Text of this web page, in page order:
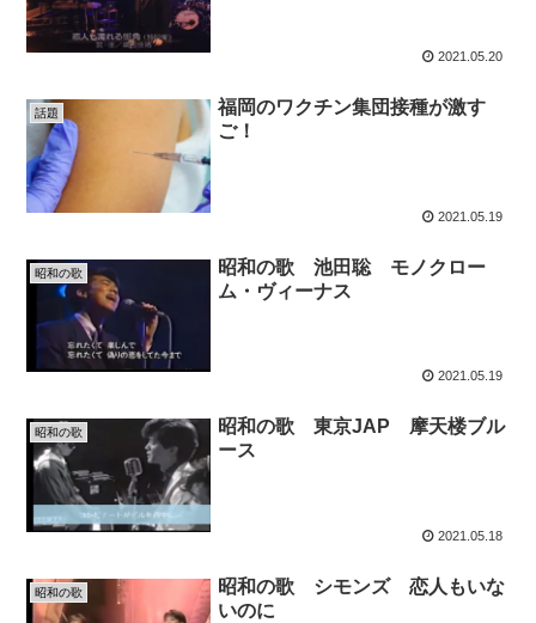
2021.05.20
話題
福岡のワクチン集団接種が激す
ご！
2021.05.19
昭和の歌
昭和の歌 池田聡 モノクロー
ム・ヴィーナス
2021.05.19
昭和の歌
昭和の歌 東京JAP 摩天楼ブル
ース
2021.05.18
昭和の歌
昭和の歌 シモンズ 恋人もいな
いのに